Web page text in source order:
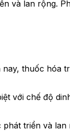
và lan rộng.
thuốc hóa
với chế độ
triển và